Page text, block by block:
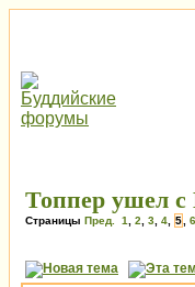
Топпер ушел
Страницы Пред. 1 2 3 4 5 6